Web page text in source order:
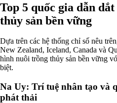
Top 5 quốc gia dẫn
thủy sản bền vững
Dựa trên các hệ thống chỉ số nêu
New Zealand, Iceland, Canada và
hình nuôi trồng thủy sản bền vững
biệt.
Na Uy: Trí tuệ nhân tạo và
phát thải